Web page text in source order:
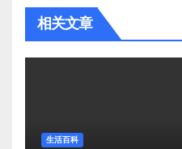
相关文章
生活百科